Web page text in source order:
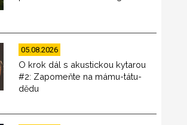
05.08.2026
O krok dál s akustickou kytarou
#2: Zapomeňte na mámu-tátu-
dědu